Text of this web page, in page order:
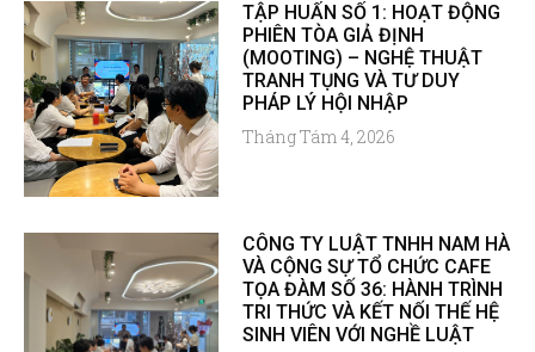
TẬP HUẤN SỐ 1: HOẠT ĐỘNG
PHIÊN TÒA GIẢ ĐỊNH
(MOOTING) – NGHỆ THUẬT
TRANH TỤNG VÀ TƯ DUY
PHÁP LÝ HỘI NHẬP
Tháng Tám 4, 2026
CÔNG TY LUẬT TNHH NAM HÀ
VÀ CỘNG SỰ TỔ CHỨC CAFE
TỌA ĐÀM SỐ 36: HÀNH TRÌNH
TRI THỨC VÀ KẾT NỐI THẾ HỆ
SINH VIÊN VỚI NGHỀ LUẬT